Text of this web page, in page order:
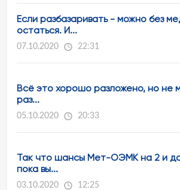
Если разбазаривать - можно без
остаться. И...
07.10.2020 22:31
Всё это хорошо разложено, но не
раз...
05.10.2020 20:33
Так что шансы Мет-ОЭМК на 2 и
пока вы...
03.10.2020 12:25